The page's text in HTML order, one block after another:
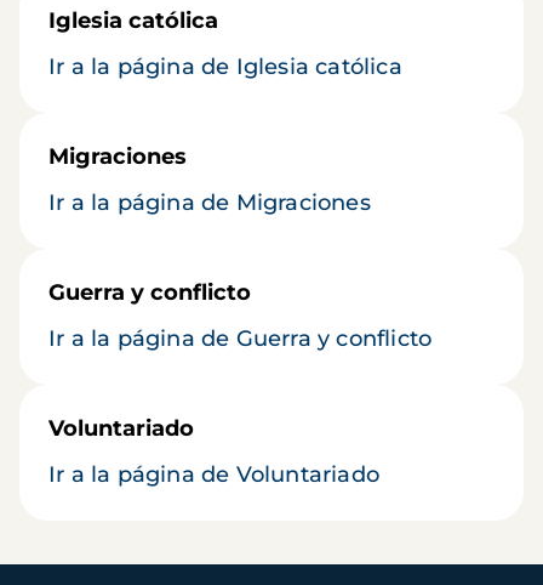
Iglesia católica
Ir a la página de Iglesia católica
Migraciones
Ir a la página de Migraciones
Guerra y conflicto
Ir a la página de Guerra y conflicto
Voluntariado
Ir a la página de Voluntariado